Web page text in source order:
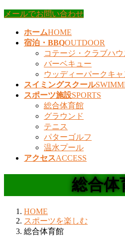
メールでお問い合わせ
ホームHOME
宿泊・BBQOUTDOOR
コテージ・クラブハウ
バーベキュー
ウッディーパークキ
スイミングスクール
スポーツ施設SPORTS
総合体育館
グラウンド
テニス
パターゴルフ
温水プール
アクセスACCESS
総合体
HOME
スポーツを楽しむ
総合体育館